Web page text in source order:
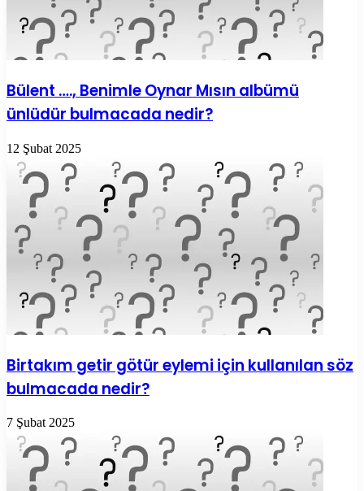
Bülent …., Benimle Oynar Mısın albümü
ünlüdür bulmacada nedir?
12 Şubat 2025
Birtakım getir götür eylemi için kullanılan söz
bulmacada nedir?
7 Şubat 2025